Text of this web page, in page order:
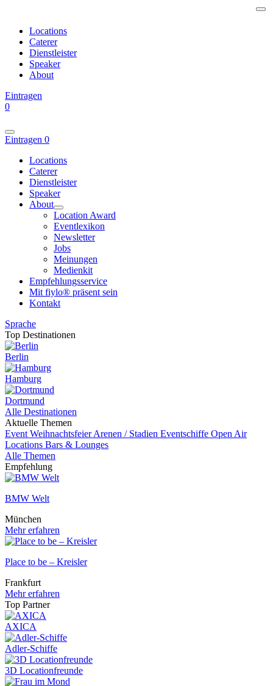
Locations
Caterer
Dienstleister
Speaker
About
Eintragen
0
Eintragen 0
Locations
Caterer
Dienstleister
Speaker
About
Location Award
Eventlexikon
Newsletter
Jobs
Meinungen
Medienkit
Empfehlungsservice
Mit fiylo® präsent sein
Kontakt
Sprache
Top Destinationen
Berlin
Hamburg
Dortmund
Alle Destinationen
Aktuelle Themen
Event WeihnachtsfeierArenen / Stadien Eventschiffe Open Air
Locations Bars & Lounges
Alle Themen
Empfehlung
BMW Welt
München
Mehr erfahren
Place to be – Kreisler
Frankfurt
Mehr erfahren
Top Partner
AXICA
Adler-Schiffe
3D Locationfreunde